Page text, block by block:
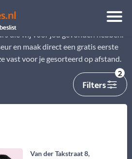
die wij voor jou gevonden hebben.
en maak direct een gratis eerste
vast voor je gesorteerd op afstand.
Filters
2
Van der Takstraat 8,